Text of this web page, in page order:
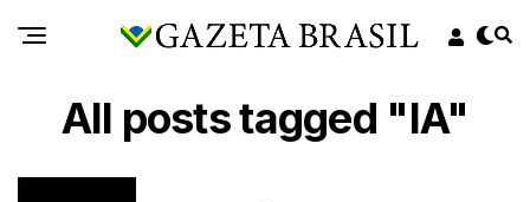
All posts tagged "IA"